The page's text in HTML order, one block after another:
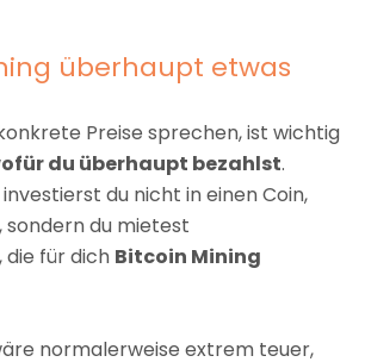
überhaupt etwas
Preise sprechen, ist wichtig
du überhaupt bezahlst.
investierst du nicht in einen Coin,
sondern du mietest
die für dich Bitcoin Mining
normalerweise extrem teuer,